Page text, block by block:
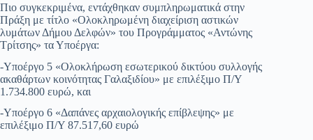
Πιο συγκεκριμένα, εντάχθηκαν συμπληρωματικά στην
Πράξη με τίτλο «Ολοκληρωμένη διαχείριση αστικών
λυμάτων Δήμου Δελφών» του Προγράμματος «Αντώνης
Τρίτσης» τα Υποέργα:
-Υποέργο 5 «Ολοκλήρωση εσωτερικού δικτύου συλλογής
ακαθάρτων κοινότητας Γαλαξιδίου» με επιλέξιμο Π/Υ
1.734.800 ευρώ, και
-Υποέργο 6 «Δαπάνες αρχαιολογικής επίβλεψης» με
επιλέξιμο Π/Υ 87.517,60 ευρώ